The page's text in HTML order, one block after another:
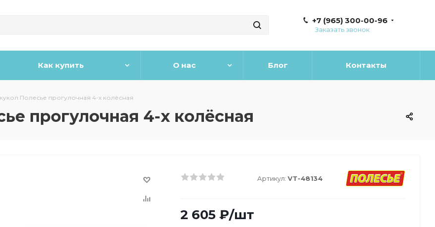
+7 (965) 300-00-96
Заказать звонок
Как купить О нас Блог Контакты
Полесье прогулочная 4-х колёсная
прогулочная 4-х колёсная
Артикул: VT-48134
2 605 ₽/шт